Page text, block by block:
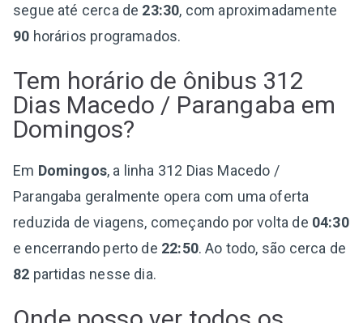
segue até cerca de 23:30, com aproximadamente
90 horários programados.
Tem horário de ônibus 312
Dias Macedo / Parangaba em
Domingos?
Em Domingos, a linha 312 Dias Macedo /
Parangaba geralmente opera com uma oferta
reduzida de viagens, começando por volta de 04:30
e encerrando perto de 22:50. Ao todo, são cerca de
82 partidas nesse dia.